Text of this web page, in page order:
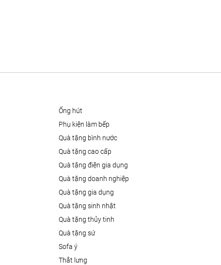
ống hút
phụ kiện làm bếp
quà tặng bình nước
quà tặng cao cấp
quà tặng điện gia dụng
quà tặng doanh nghiệp
quà tặng gia dụng
quà tặng sinh nhật
quà tặng thủy tinh
quà tặng sứ
sofa ý
thắt lưng